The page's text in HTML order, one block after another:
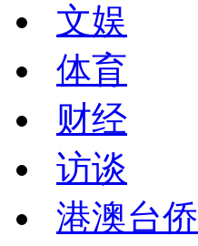
文娱
体育
财经
访谈
港澳台侨